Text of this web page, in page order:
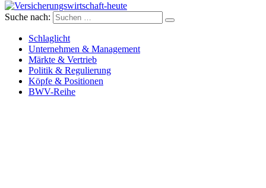
Versicherungswirtschaft-heute
Suche nach:
Schlaglicht
Unternehmen & Management
Märkte & Vertrieb
Politik & Regulierung
Köpfe & Positionen
BWV-Reihe